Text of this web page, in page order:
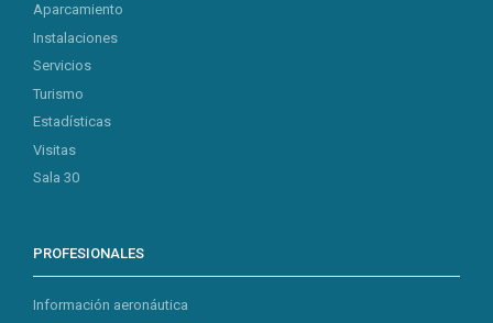
Aparcamiento
Instalaciones
Servicios
Turismo
Estadísticas
Visitas
Sala 30
PROFESIONALES
Información aeronáutica